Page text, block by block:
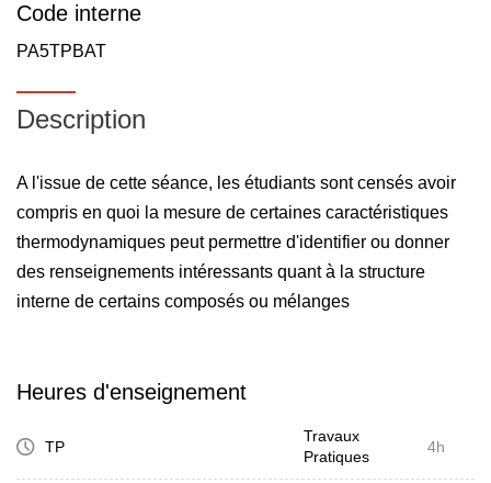
Code interne
PA5TPBAT
Description
A l'issue de cette séance, les étudiants sont censés avoir
compris en quoi la mesure de certaines caractéristiques
thermodynamiques peut permettre d'identifier ou donner
des renseignements intéressants quant à la structure
interne de certains composés ou mélanges
Heures d'enseignement
TP
Travaux
Pratiques
4h